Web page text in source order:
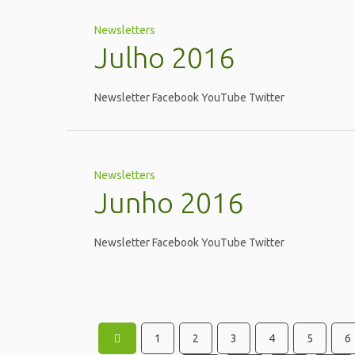
Newsletters
Julho 2016
Newsletter Facebook YouTube Twitter
Junho 2016
Newsletters
Junho 2016
Newsletter Facebook YouTube Twitter
1 2 3 4 5 6